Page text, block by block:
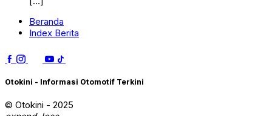
Beranda
Index Berita
Otokini - Informasi Otomotif Terkini
© Otokini - 2025